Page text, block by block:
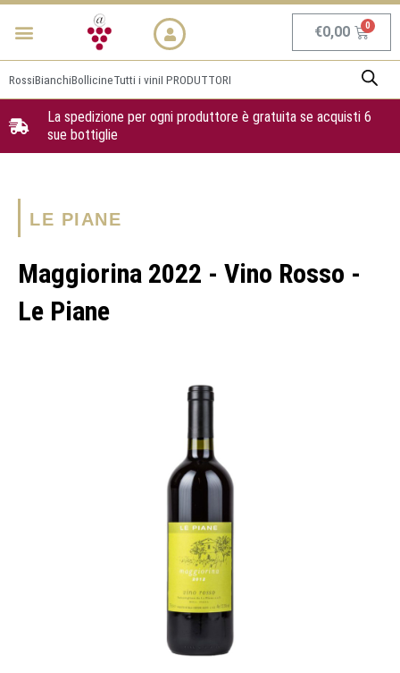
Vai
Menu €0,00
RossiBianchiBollicineTutti i viniI PRODUTTORI
La spedizione per ogni produttore è gratuita se acquisti 6
sue bottiglie
LE PIANE
Maggiorina 2022 - Vino Rosso -
Le Piane